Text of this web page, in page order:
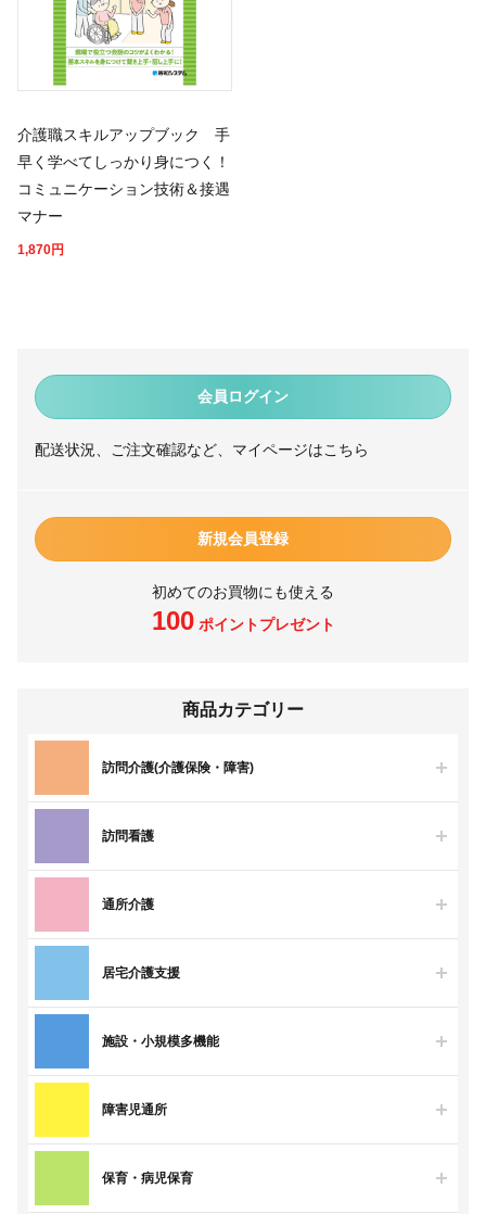
会員ログイン
配送状況、ご注文確認など、マイページはこちら
新規会員登録
初めてのお買物にも使える
100ポイントプレゼント
商品カテゴリー
訪問介護(介護保険・障害)
訪問看護
通所介護
居宅介護支援
施設・小規模多機能
障害児通所
保育・病児保育
介護職スキルアップブック 手
早く学べてしっかり身につく！
コミュニケーション技術＆接遇
マナー
1,870円